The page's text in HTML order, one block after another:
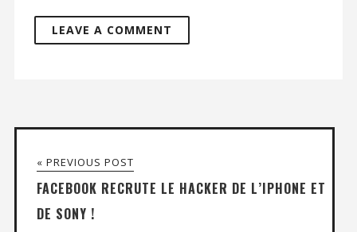
« PREVIOUS POST
FACEBOOK RECRUTE LE HACKER DE L’IPHONE ET
DE SONY !